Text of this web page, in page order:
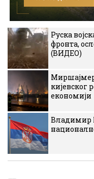
Руска
фронта,
(ВИДЕО)
кијевског
економији
Владимир